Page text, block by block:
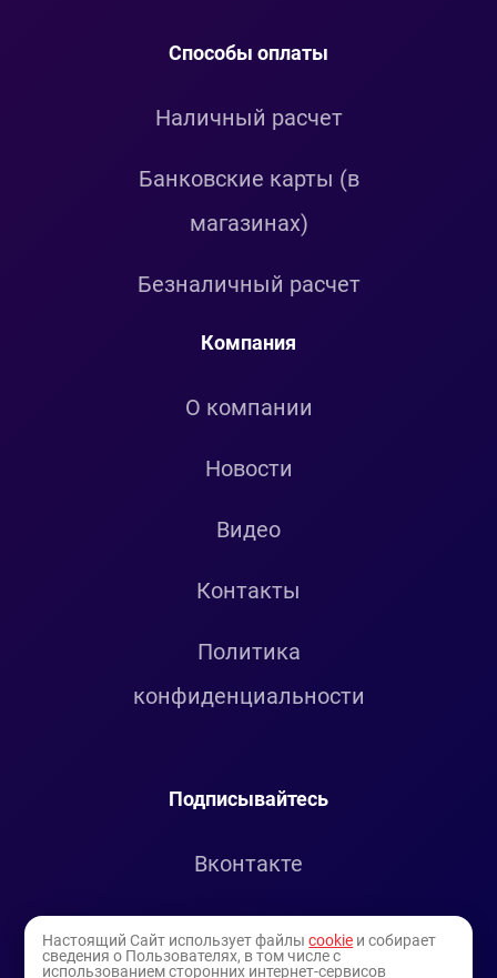
Способы оплаты
Наличный расчет
Банковские карты (в
магазинах)
Безналичный расчет
Компания
О компании
Новости
Видео
Контакты
Политика
конфиденциальности
Подписывайтесь
Вконтакте
Настоящий Сайт использует файлыcookie и собирает
сведения о Пользователях, в том числе с
использованием сторонних интернет-сервисов